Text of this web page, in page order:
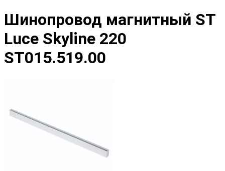
Шинопровод магнитный ST
Luce Skyline 220
ST015.519.00